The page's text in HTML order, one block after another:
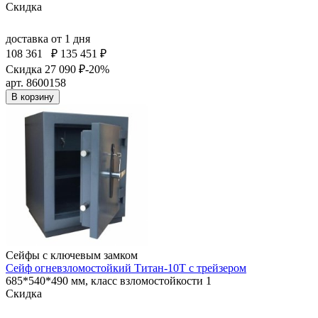
Скидка
доставка от 1 дня
108 361
₽ 135 451 ₽
Скидка 27 090 ₽-20%
арт. 8600158
В корзину
Сейфы с ключевым замком
Сейф огневзломостойкий Титан-10Т с трейзером
685*540*490 мм, класс взломостойкости 1
Скидка